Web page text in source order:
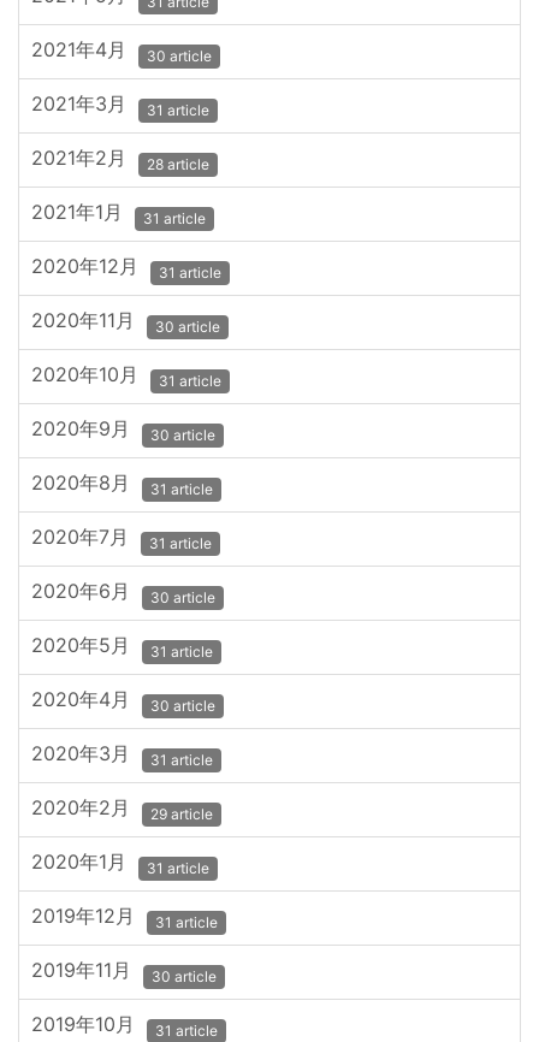
2021年4月 30 article
2021年3月 31 article
2021年2月 28 article
2021年1月 31 article
2020年12月 31 article
2020年11月 30 article
2020年10月 31 article
2020年9月 30 article
2020年8月 31 article
2020年7月 31 article
2020年6月 30 article
2020年5月 31 article
2020年4月 30 article
2020年3月 31 article
2020年2月 29 article
2020年1月 31 article
2019年12月 31 article
2019年11月 30 article
2019年10月 31 article